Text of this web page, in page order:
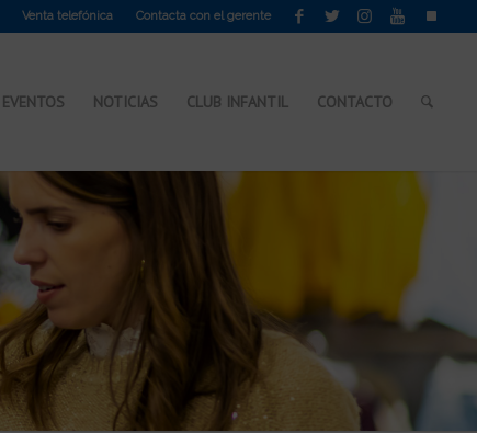
Venta telefónica Contacta con el gerente
EVENTOS NOTICIAS CLUB INFANTIL CONTACTO